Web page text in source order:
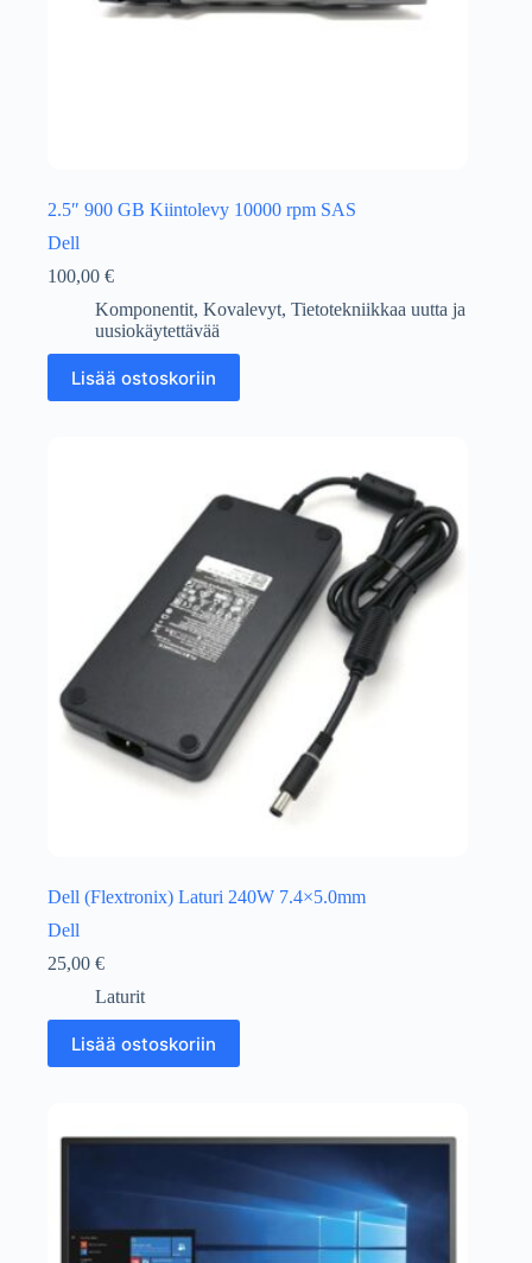
2.5″ 900 GB Kiintolevy 10000 rpm SAS
Dell
100,00 €
Komponentit, Kovalevyt, Tietotekniikkaa uutta ja
uusiokäytettävää
Lisää ostoskoriin
Dell (Flextronix) Laturi 240W 7.4×5.0mm
Dell
25,00 €
Laturit
Lisää ostoskoriin